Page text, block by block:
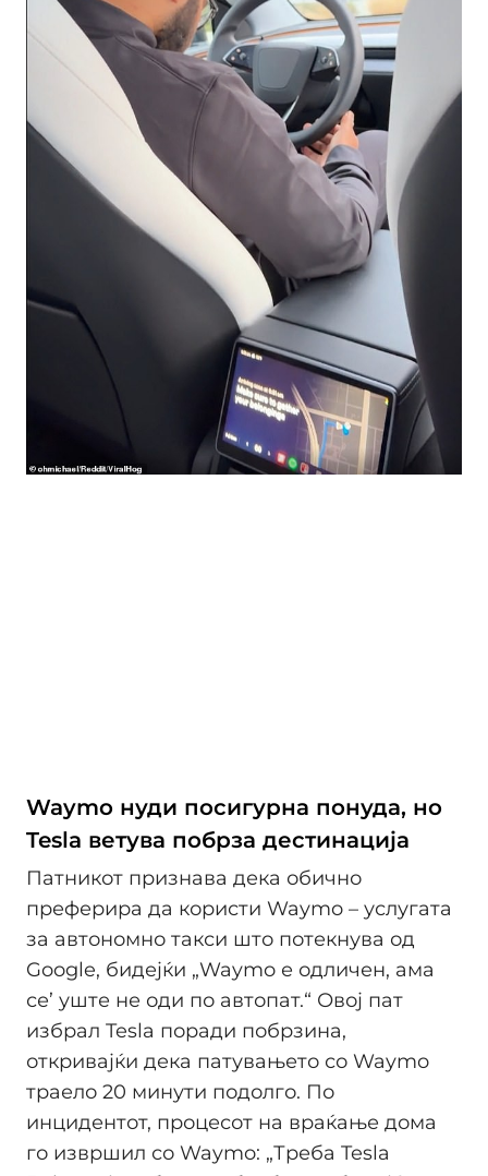
Waymo нуди посигурна понуда, но
Tesla ветува побрза дестинација
Патникот признава дека обично
преферира да користи Waymo – услугата
за автономно такси што потекнува од
Google, бидејќи „Waymo е одличен, ама
се’ уште не оди по автопат.“ Овој пат
избрал Tesla поради побрзина,
откривајќи дека патувањето со Waymo
траело 20 минути подолго. По
инцидентот, процесот на враќање дома
го извршил со Waymo: „Треба Tesla